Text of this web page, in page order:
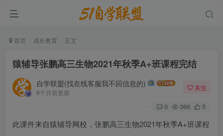
首页 成长教育 正文
猿辅导张鹏高三生物2021年秋季A+班课程完结
自学联盟(找在线客服我不回信息的)
9个月前更新
关注
0 366 5
此课件来自猿辅导网校，张鹏高三生物2021年秋季A+班课程